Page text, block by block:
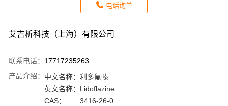
电话询单
艾吉析科技（上海）有限公司
联系电话： 17717235263
产品介绍： 中文名称： 利多氟嗪
英文名称： Lidoflazine
CAS：
3416-26-0